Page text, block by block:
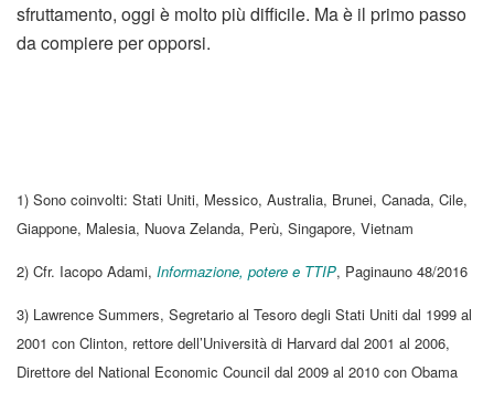
sfruttamento, oggi è molto più difficile. Ma è il primo passo
da compiere per opporsi.
1) Sono coinvolti: Stati Uniti, Messico, Australia, Brunei, Canada, Cile,
Giappone, Malesia, Nuova Zelanda, Perù, Singapore, Vietnam
2) Cfr. Iacopo Adami, Informazione, potere e TTIP, Paginauno 48/2016
3) Lawrence Summers, Segretario al Tesoro degli Stati Uniti dal 1999 al
2001 con Clinton, rettore dell’Università di Harvard dal 2001 al 2006,
Direttore del National Economic Council dal 2009 al 2010 con Obama